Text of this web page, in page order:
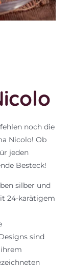
noch die
Nicolo! Ob
jeden
Besteck!
silber und
24-karätigem
sind